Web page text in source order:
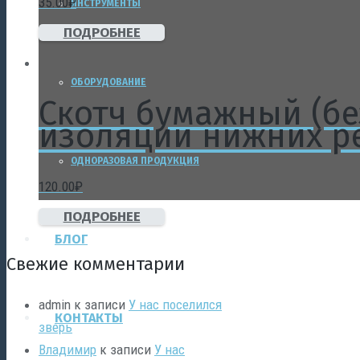
ИНСТРУМЕНТЫ
ОБОРУДОВАНИЕ
ОДНОРАЗОВАЯ ПРОДУКЦИЯ
БЛОГ
КОНТАКТЫ
ПОДРОБНЕЕ
Скотч бумажный
изоляции нижних
120.00₽
ПОДРОБНЕЕ
Свежие комментарии
admin к записи У нас поселился
зверь
Владимир к записи У нас